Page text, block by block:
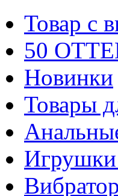
Товар с
50
Новинки
Товары